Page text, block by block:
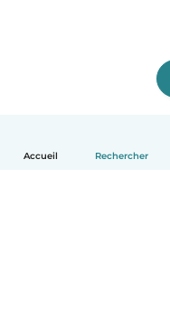
Accueil Rechercher